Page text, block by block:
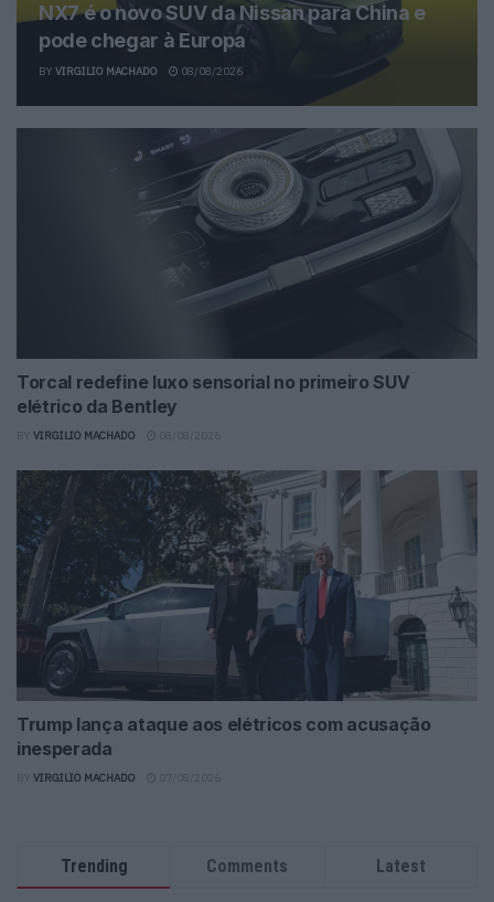
NX7 é o novo SUV da Nissan para China e
pode chegar à Europa
BY VIRGILIO MACHADO 08/08/2026
Torcal redefine luxo sensorial no primeiro SUV
elétrico da Bentley
VIRGILIO MACHADO
Trump lança ataque aos elétricos com acusação
inesperada
VIRGILIO MACHADO
Trending Comments Latest